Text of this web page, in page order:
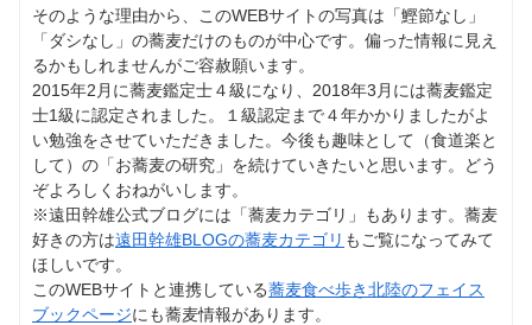
そのような理由から、このWEBサイトの写真は「鰹節なし」
「ダシなし」の蕎麦だけのものが中心です。偏った情報に見え
るかもしれませんがご容赦願います。
2015年2月に蕎麦鑑定士４級になり、2018年3月には蕎麦鑑定
士1級に認定されました。１級認定まで４年かかりましたがよ
い勉強をさせていただきました。今後も趣味として（食道楽と
して）の「お蕎麦の研究」を続けていきたいと思います。どう
ぞよろしくおねがいします。
※遠田幹雄公式ブログには「蕎麦カテゴリ」もあります。蕎麦
好きの方は遠田幹雄BLOGの蕎麦カテゴリ もご覧になってみて
ほしいです。
このWEBサイトと連携している蕎麦食べ歩き北陸のフェイス
ブックページにも蕎麦情報があります。